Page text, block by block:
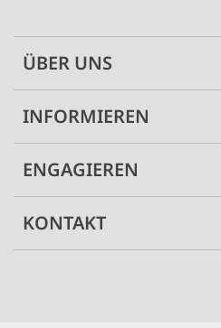
ÜBER UNS
INFORMIEREN
ENGAGIEREN
KONTAKT